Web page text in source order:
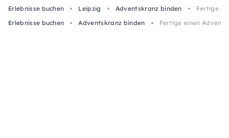
Erlebnisse buchen Leipzig Adventskranz binden
Fertige
Erlebnisse buchen
Adventskranz binden Fertige einen